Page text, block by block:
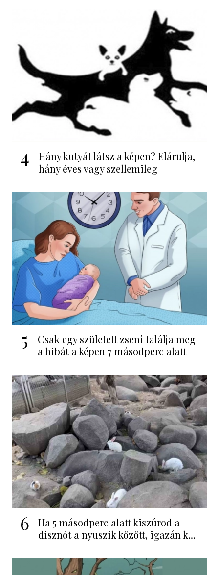
4
Hány kutyát látsz a képen? Elárulja,
hány éves vagy szellemileg
5
Csak egy született zseni találja meg
a hibát a képen 7 másodperc alatt
6
Ha 5 másodperc alatt kiszúrod a
disznót a nyuszik között, igazán k...